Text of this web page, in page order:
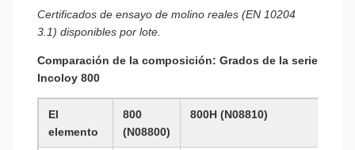
Certificados de ensayo de molino reales (EN 10204
3.1) disponibles por lote.
Comparación de la composición: Grados de la serie
Incoloy 800
El
elemento
800
(N08800)
800H (N08810)